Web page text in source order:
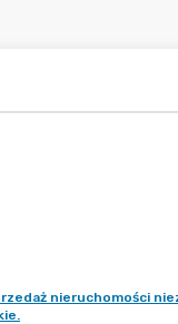
nieruchomości